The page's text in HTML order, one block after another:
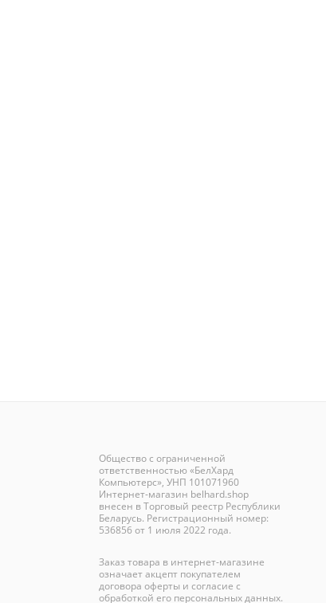
Общество с ограниченной
ответственностью «БелХард
Компьютерс», УНП 101071960
Интернет-магазин belhard.shop
внесен в Торговый реестр Республики
Беларусь. Регистрационный номер:
536856 от 1 июля 2022 года.
Заказ товара в интернет-магазине
означает акцепт покупателем
договора оферты и согласие с
обработкой его персональных данных.